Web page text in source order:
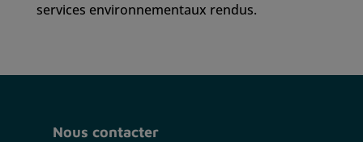
services environnementaux rendus.
Nous contacter